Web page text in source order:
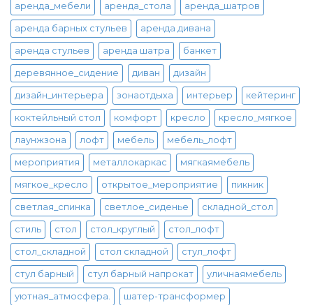
аренда_мебели аренда_стола аренда_шатров
аренда барных стульев аренда дивана
аренда стульев аренда шатра банкет
деревянное_сидение диван дизайн
дизайн_интерьера зонаотдыха интерьер кейтеринг
коктейльный стол комфорт кресло кресло_мягкое
лаунжзона лофт мебель мебель_лофт
мероприятия металлокаркас мягкаямебель
мягкое_кресло открытое_мероприятие пикник
светлая_спинка светлое_сиденье складной_стол
стиль стол стол_круглый стол_лофт
стол_складной стол складной стул_лофт
стул барный стул барный напрокат уличнаямебель
уютная_атмосфера. шатер-трансформер